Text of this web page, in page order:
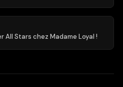
All Stars chez Madame Loyal !